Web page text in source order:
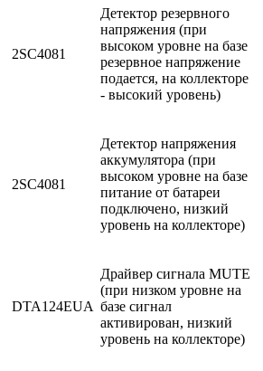
2SC4081
Детектор резервного
напряжения (при
высоком уровне на базе
резервное напряжение
подается, на коллекторе
- высокий уровень)
2SC4081
Детектор напряжения
аккумулятора (при
высоком уровне на базе
питание от батареи
подключено, низкий
уровень на коллекторе)
DTA124EUA
Драйвер сигнала MUTE
(при низком уровне на
базе сигнал
активирован, низкий
уровень на коллекторе)